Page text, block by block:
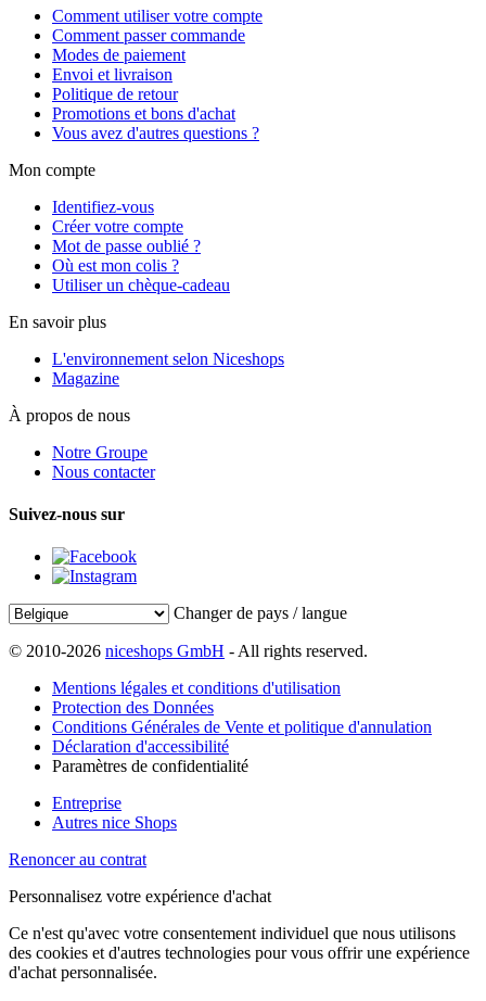
Comment utiliser votre compte
Comment passer commande
Modes de paiement
Envoi et livraison
Politique de retour
Promotions et bons d'achat
Vous avez d'autres questions ?
Mon compte
Identifiez-vous
Créer votre compte
Mot de passe oublié ?
Où est mon colis ?
Utiliser un chèque-cadeau
En savoir plus
L'environnement selon Niceshops
Magazine
À propos de nous
Notre Groupe
Nous contacter
Suivez-nous sur
Changer de pays / langue
© 2010-2026 niceshops GmbH - All rights reserved.
Mentions légales et conditions d'utilisation
Protection des Données
Conditions Générales de Vente et politique d'annulation
Déclaration d'accessibilité
Paramètres de confidentialité
Entreprise
Autres nice Shops
Renoncer au contrat
Personnalisez votre expérience d'achat
Ce n'est qu'avec votre consentement individuel que nous utilisons
des cookies et d'autres technologies pour vous offrir une expérience
d'achat personnalisée.